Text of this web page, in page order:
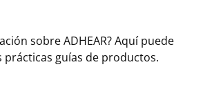
sobre ADHEAR? Aquí puede
prácticas guías de productos.